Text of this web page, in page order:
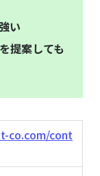
い
提案しても
co.com/cont